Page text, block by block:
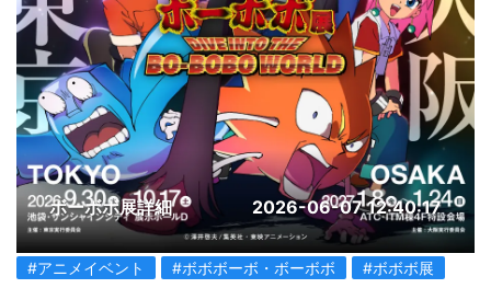
ボーボボ展詳細 2026-06-07 12:40:17
#アニメイベント #ボボボーボ・ボーボボ #ボボボ展